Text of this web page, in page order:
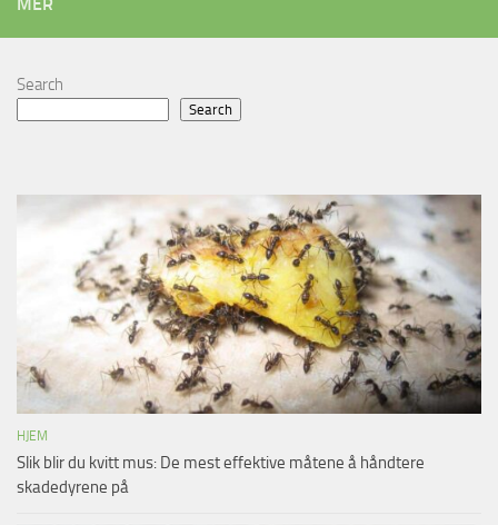
Search
Search
HJEM
Slik blir du kvitt mus: De mest effektive måtene å håndtere
skadedyrene på